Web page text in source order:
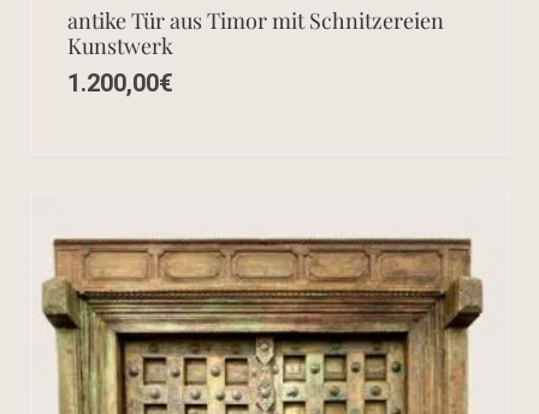
antike Tür aus Timor mit Schnitzereien
Kunstwerk
1.200,00€